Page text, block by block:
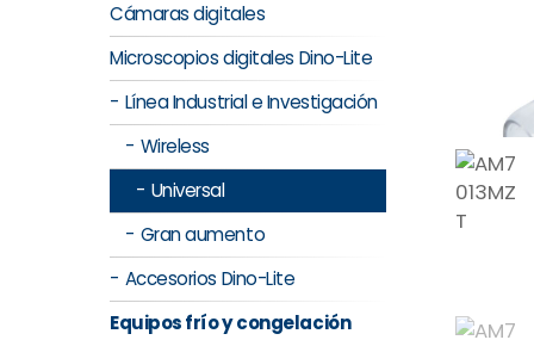
Cámaras digitales
Microscopios digitales Dino-Lite
Línea Industrial e Investigación
Wireless
Universal
Gran aumento
Accesorios Dino-Lite
Equipos frío y congelación